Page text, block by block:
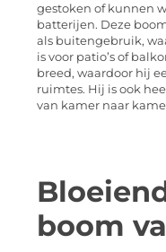
gestoken of kunnen
batterijen. Deze
als buitengebruik,
is voor patio’s of
breed, waardoor hij
ruimtes. Hij is ook
van kamer naar
boom